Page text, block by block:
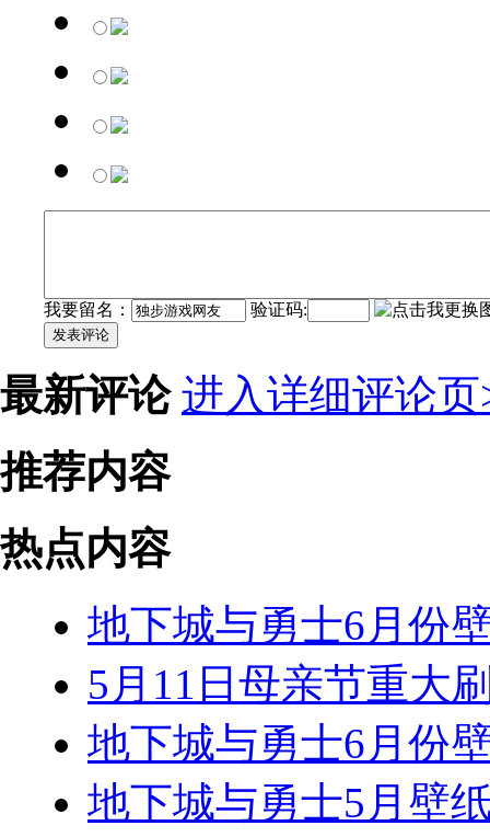
我要留名： 验证码:
发表评论
最新评论 进入详细评论页
推荐内容
热点内容
地下城与勇士6月份
5月11日母亲节重大
地下城与勇士6月份
地下城与勇士5月壁